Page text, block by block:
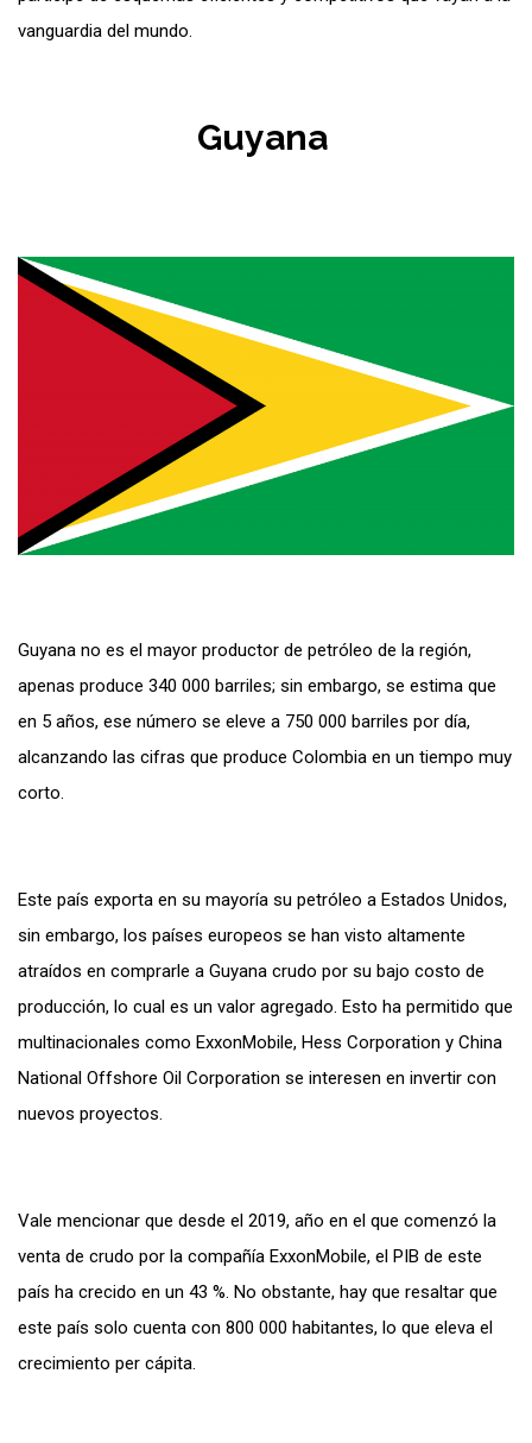
vanguardia del mundo.
Guyana
Guyana no es el mayor productor de petróleo de la región,
apenas produce 340 000 barriles; sin embargo, se estima que
en 5 años, ese número se eleve a 750 000 barriles por día,
alcanzando las cifras que produce Colombia en un tiempo muy
corto.
Este país exporta en su mayoría su petróleo a Estados Unidos,
sin embargo, los países europeos se han visto altamente
atraídos en comprarle a Guyana crudo por su bajo costo de
producción, lo cual es un valor agregado. Esto ha permitido que
multinacionales como ExxonMobile, Hess Corporation y China
National Offshore Oil Corporation se interesen en invertir con
nuevos proyectos.
Vale mencionar que desde el 2019, año en el que comenzó la
venta de crudo por la compañía ExxonMobile, el PIB de este
país ha crecido en un 43 %. No obstante, hay que resaltar que
este país solo cuenta con 800 000 habitantes, lo que eleva el
crecimiento per cápita.